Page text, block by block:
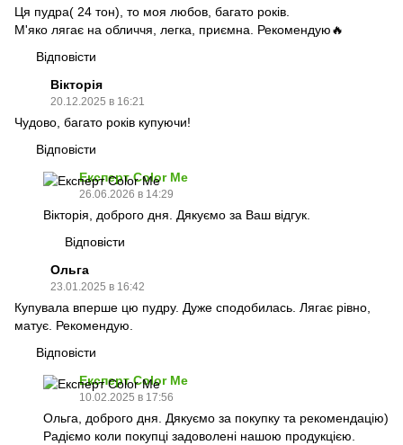
Ця пудра( 24 тон), то моя любов, багато років.
М'яко лягає на обличчя, легка, приємна. Рекомендую🔥
Відповісти
Вікторія
20.12.2025 в 16:21
Чудово, багато років купуючи!
Відповісти
Експерт Color Me
26.06.2026 в 14:29
Вікторія, доброго дня. Дякуємо за Ваш відгук.
Відповісти
Ольга
23.01.2025 в 16:42
Купувала вперше цю пудру. Дуже сподобилась. Лягає рівно,
матує. Рекомендую.
Відповісти
Експерт Color Me
10.02.2025 в 17:56
Ольга, доброго дня. Дякуємо за покупку та рекомендацію)
Радіємо коли покупці задоволені нашою продукцією.